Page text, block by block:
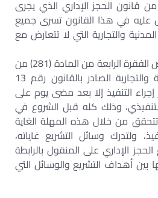
نص المادة (75) من قانون الحجز الإداري الذي يجرى
عليه في هذا القانون تسرى جميع
والتجارية التي لا تتعارض مع
ومؤداه تطبيق ما ورد بنص الفقرة الرابعة من المادة (281) من
قانون المرافعات المدنية والتجارية الصادر بالقانون رقم 13
يجـز إجراء التنفيذ إلا بعد مضى يوم على
وذلك كله قبل الشروع في
من خلال هذه المهلة الغاية
ولتدرك وسائل التشريع غاياته،
الإداري على المنقول بالرابطة
بين أهداف التشريع والوسائل التي